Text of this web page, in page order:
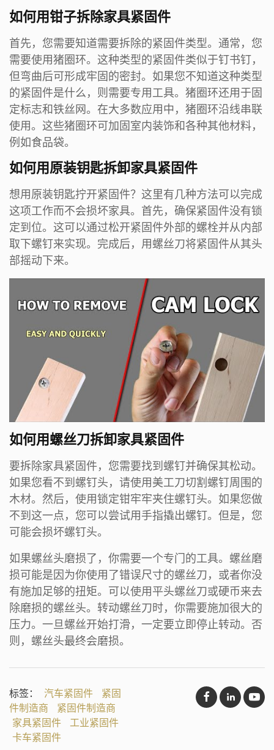
如何用钳子拆除家具紧固件
首先，您需要知道需要拆除的紧固件类型。通常，您
需要使用猪圈环。这种类型的紧固件类似于钉书钉，
但弯曲后可形成牢固的密封。如果您不知道这种类型
的紧固件是什么，则需要专用工具。猪圈环还用于固
定标志和铁丝网。在大多数应用中，猪圈环沿线串联
使用。这些猪圈环可加固室内装饰和各种其他材料，
例如食品袋。
如何用原装钥匙拆卸家具紧固件
想用原装钥匙拧开紧固件？这里有几种方法可以完成
这项工作而不会损坏家具。首先，确保紧固件没有锁
定到位。这可以通过松开紧固件外部的螺栓并从内部
取下螺钉来实现。完成后，用螺丝刀将紧固件从其头
部摇动下来。
如何用螺丝刀拆卸家具紧固件
要拆除家具紧固件，您需要找到螺钉并确保其松动。
如果您看不到螺钉头，请使用美工刀切割螺钉周围的
木材。然后，使用锁定钳牢牢夹住螺钉头。如果您做
不到这一点，您可以尝试用手指撬出螺钉。但是，您
可能会损坏螺钉头。
如果螺丝头磨损了，你需要一个专门的工具。螺丝磨
损可能是因为你使用了错误尺寸的螺丝刀，或者你没
有施加足够的扭矩。可以使用平头螺丝刀或硬币来去
除磨损的螺丝头。转动螺丝刀时，你需要施加很大的
压力。一旦螺丝开始打滑，一定要立即停止转动。否
则，螺丝头最终会磨损。
标签： 汽车紧固件
紧固
件制造商
紧固件制造商
家具紧固件
工业紧固件
卡车紧固件